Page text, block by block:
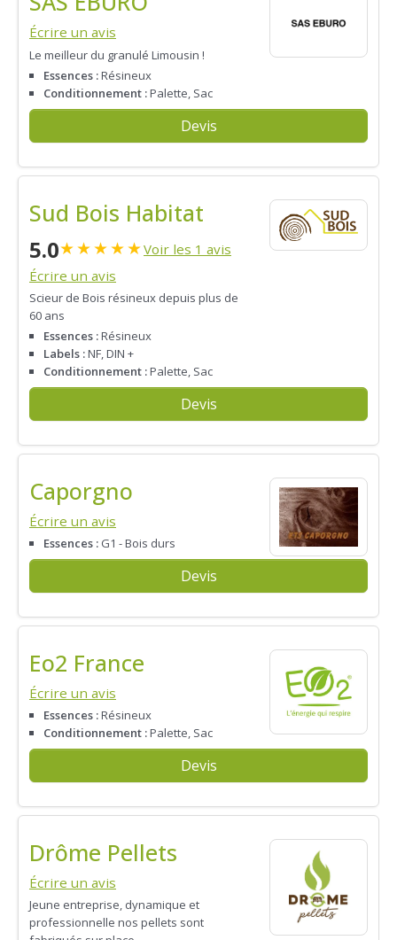
Écrire un avis
Le meilleur du granulé Limousin !
Essences :Résineux
Conditionnement :Palette, Sac
Devis
Sud Bois Habitat
5.0★★★★★Voir les 1 avis
Écrire un avis
Scieur de Bois résineux depuis plus de
60 ans
Essences :Résineux
Labels :NF, DIN +
Conditionnement :Palette, Sac
Devis
Caporgno
Écrire un avis
Essences : G1 - Bois durs
Devis
Eo2 France
Écrire un avis
Essences :Résineux
Conditionnement :Palette, Sac
Devis
Drôme Pellets
Écrire un avis
Jeune entreprise, dynamique et
professionnelle nos pellets sont